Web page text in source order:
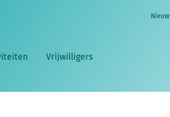
Vrijwilligers
speuren, ontdekken en genieten